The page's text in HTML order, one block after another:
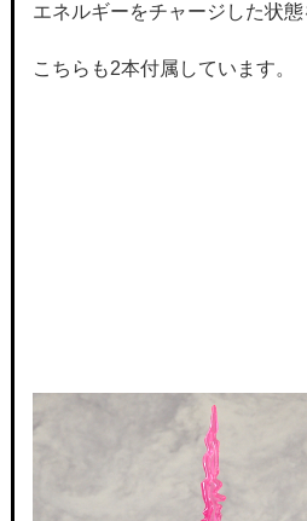
エネルギーをチャージした状態
こちらも2本付属しています。